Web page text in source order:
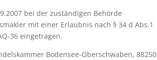
bei der zuständigen Behörde
mit einer Erlaubnis nach § 34 d Abs.1
36 eingetragen.
Bodensee-Oberschwaben, 88250